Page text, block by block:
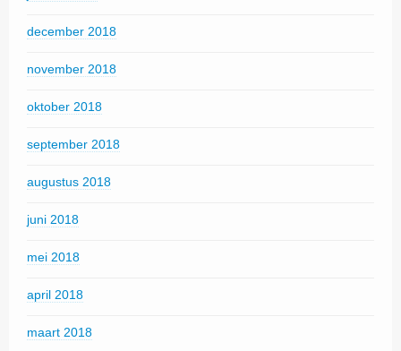
december 2018
november 2018
oktober 2018
september 2018
augustus 2018
juni 2018
mei 2018
april 2018
maart 2018